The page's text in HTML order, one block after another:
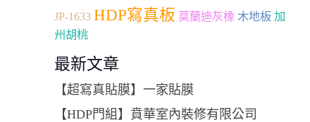
JP-1633 HDP寫真板 莫蘭迪灰橡 木地板 加
州胡桃
最新文章
【超寫真貼膜】一家貼膜
【HDP門組】賁華室內裝修有限公司